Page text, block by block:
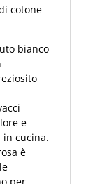
cotone
bianco
e
in cucina.
è